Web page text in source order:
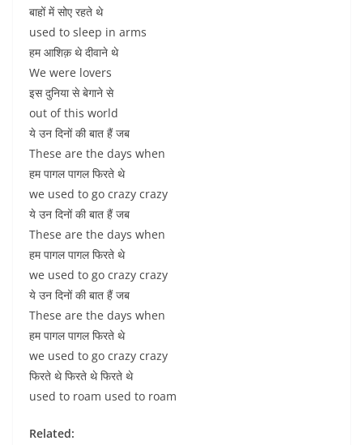
बाहों में सोए रहते थे
used to sleep in arms
हम आशिक़ थे दीवाने थे
We were lovers
इस दुनिया से बेगाने से
out of this world
ये उन दिनों की बात हैं जब
These are the days when
हम पागल पागल फिरते थे
we used to go crazy crazy
ये उन दिनों की बात हैं जब
These are the days when
हम पागल पागल फिरते थे
we used to go crazy crazy
ये उन दिनों की बात हैं जब
These are the days when
हम पागल पागल फिरते थे
we used to go crazy crazy
फिरते थे फिरते थे फिरते थे
used to roam used to roam
Related: